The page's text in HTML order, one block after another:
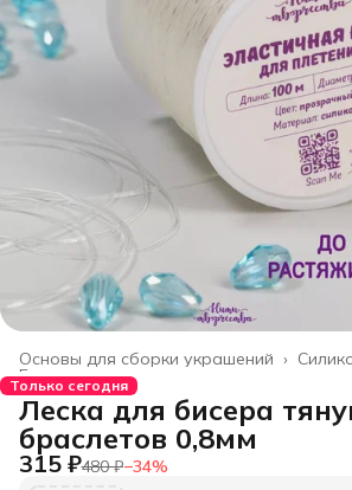
Основы для сборки украшений ›
Главная ›
Только сегодня
Леска для бисера
браслетов 0,8мм
315 ₽480 ₽−34%